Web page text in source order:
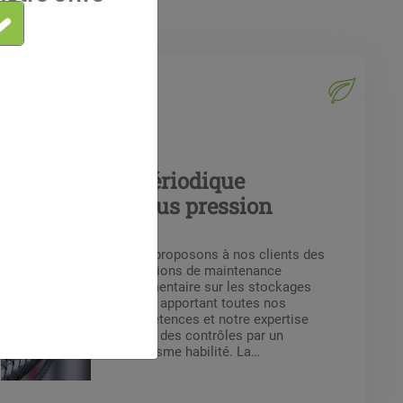
Maintenance périodique
équipements sous pression
Nous proposons à nos clients des
opérations de maintenance
réglementaire sur les stockages
gaz en apportant toutes nos
compétences et notre expertise
en vue des contrôles par un
organisme habilité. La